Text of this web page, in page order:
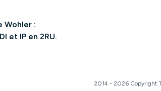
devient distributeur officiel
Wohler :
et IP en 2RU.
2014 - 2026 Copyright